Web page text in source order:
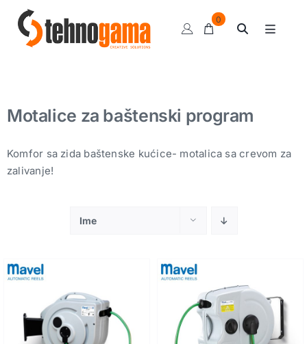
content
0
Toggle
Kompresorske pumpe
Pneumatski alat
Grejalice
Pneumatski priključci
Motalice za baštenski program
Komfor sa zida baštenske kućice- motalica sa crevom za
zalivanje!
Ime